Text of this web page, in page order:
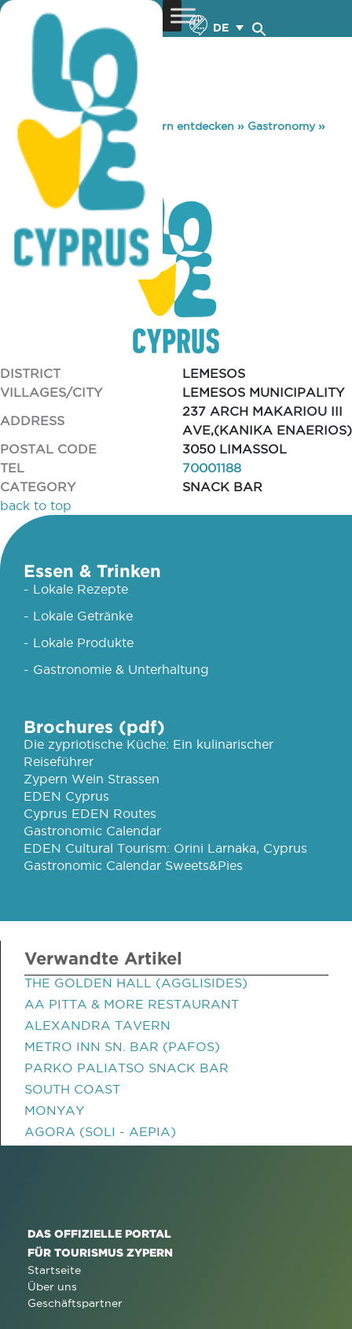
DE
You are here: Home »Zypern entdecken » Gastronomy»
TASTERS
TASTERS
DISTRICT
LEMESOS
VILLAGES/CITY
LEMESOS MUNICIPALITY
ADDRESS
237 ARCH MAKARIOU III
AVE,(KANIKA ENAERIOS)
POSTAL CODE
3050 LIMASSOL
TEL
70001188
CATEGORY
SNACK BAR
back to top
Essen & Trinken
- Lokale Rezepte
- Lokale Getränke
- Lokale Produkte
- Gastronomie & Unterhaltung
Brochures (pdf)
Die zypriotische Küche: Ein kulinarischer
Reiseführer
Zypern Wein Strassen
EDEN Cyprus
Cyprus EDEN Routes
Gastronomic Calendar
EDEN Cultural Tourism: Orini Larnaka, Cyprus
Gastronomic Calendar Sweets&Pies
Verwandte Artikel
THE GOLDEN HALL (AGGLISIDES)
AA PITTA & MORE RESTAURANT
ALEXANDRA TAVERN
METRO INN SN. BAR (PAFOS)
PARKO PALIATSO SNACK BAR
SOUTH COAST
MONYAY
AGORA (SOLI - AEPIA)
DAS OFFIZIELLE PORTAL
FÜR TOURISMUS ZYPERN
Startseite
Über uns
Geschäftspartner